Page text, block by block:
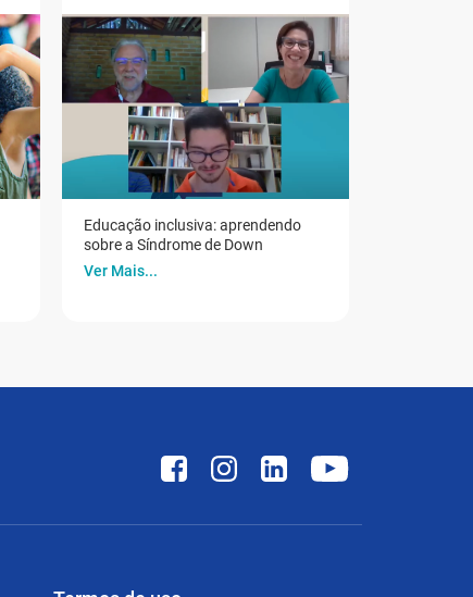
Educação inclusiva: aprendendo
sobre a Síndrome de Down
Ver Mais...